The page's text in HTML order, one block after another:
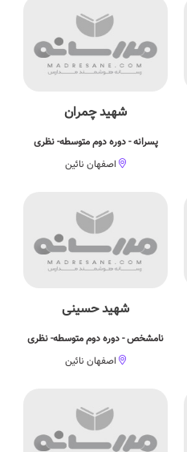
شهید چمران
پسرانه - دوره دوم متوسطه- نظری
اصفهان نائین
شهید حسینی
نامشخص - دوره دوم متوسطه- نظری
اصفهان نائین